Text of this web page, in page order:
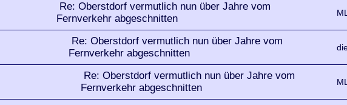
Re: Oberstdorf vermutlich nun über Jahre vom
Fernverkehr abgeschnitten
Re: Oberstdorf vermutlich nun über Jahre vom
Fernverkehr abgeschnitten
Re: Oberstdorf vermutlich nun über Jahre vom
Fernverkehr abgeschnitten